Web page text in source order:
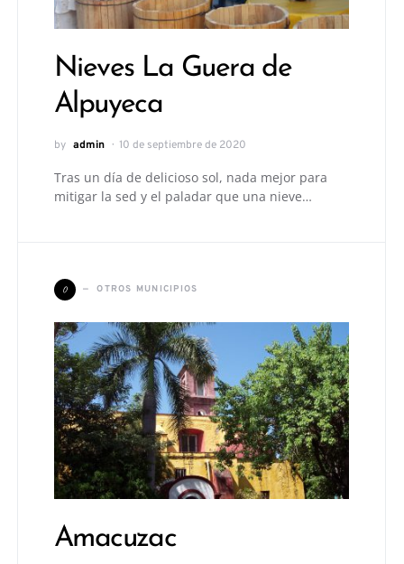
Nieves La Guera de
Alpuyeca
by admin 10 de septiembre de 2020
Tras un día de delicioso sol, nada mejor para
mitigar la sed y el paladar que una nieve…
O OTROS MUNICIPIOS
Amacuzac